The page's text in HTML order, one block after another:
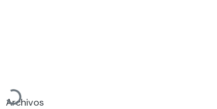
Cargando...
Archivos